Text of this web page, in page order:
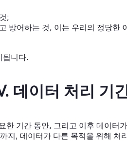
;
방어하는 것, 이는 우리의 정당한
됩니다.
데이터 처리 기
기간 동안, 그리고 이후 데이터
지, 데이터가 다른 목적을 위해 처